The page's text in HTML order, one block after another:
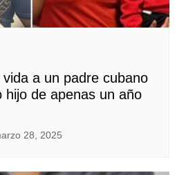
a un padre cubano
hijo de apenas un año
28, 2025